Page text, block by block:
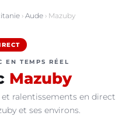
› Aude › Mazuby
EN TEMPS RÉEL
Mazuby
ralentissements en direct
et ses environs.